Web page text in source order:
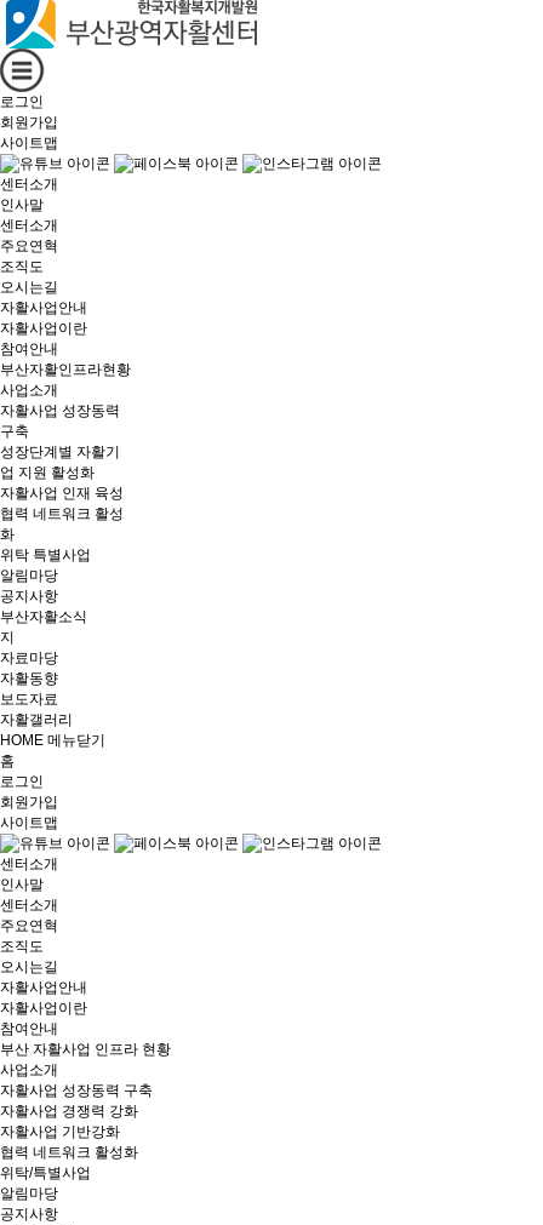
로그인
회원가입
사이트맵
센터소개
인사말
센터소개
주요연혁
조직도
오시는길
자활사업안내
자활사업이란
참여안내
부산자활인프라현황
사업소개
자활사업 성장동력
구축
성장단계별 자활기
업 지원 활성화
자활사업 인재 육성
협력 네트워크 활성
화
위탁 특별사업
알림마당
공지사항
부산자활소식
지
자료마당
자활동향
보도자료
자활갤러리
HOME 메뉴닫기
홈
로그인
회원가입
사이트맵
센터소개
인사말
센터소개
주요연혁
조직도
오시는길
자활사업안내
자활사업이란
참여안내
부산 자활사업 인프라 현황
사업소개
자활사업 성장동력 구축
자활사업 경쟁력 강화
자활사업 기반강화
협력 네트워크 활성화
위탁/특별사업
알림마당
공지사항